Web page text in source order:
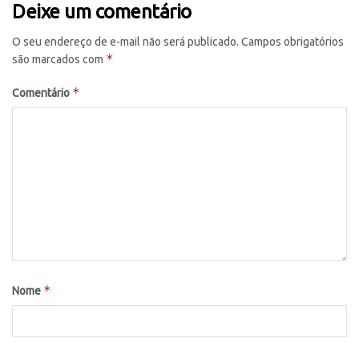
Deixe um comentário
O seu endereço de e-mail não será publicado. Campos obrigatórios
são marcados com *
Comentário *
Nome *